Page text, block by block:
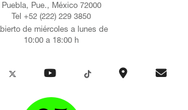
Puebla, Pue., México 72000
Tel +52 (222) 229 3850
de miércoles a lunes de
10:00 a 18:00 h